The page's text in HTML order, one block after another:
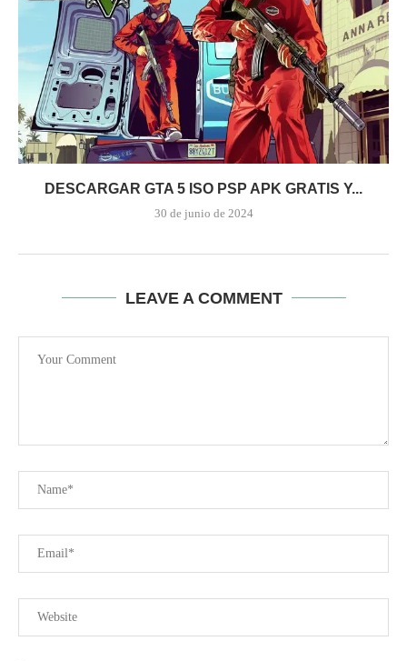
DESCARGAR GTA 5 ISO PSP APK GRATIS Y...
30 de junio de 2024
LEAVE A COMMENT